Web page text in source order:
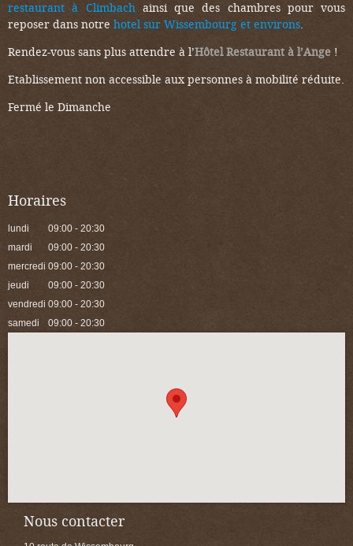
restaurant à Climbachainsi que des chambres pour vous
reposer dans notre hotel sur Wissembourg et environs.
Rendez-vous sans plus attendre à l’Hôtel Restaurant à l’Ange !
Etablissement non accessible aux personnes à mobilité réduite.
Fermé le Dimanche
Horaires
lundi
09:00 - 20:30
mardi
09:00 - 20:30
mercredi 09:00 - 20:30
jeudi
09:00 - 20:30
vendredi 09:00 - 20:30
samedi
09:00 - 20:30
Nous contacter